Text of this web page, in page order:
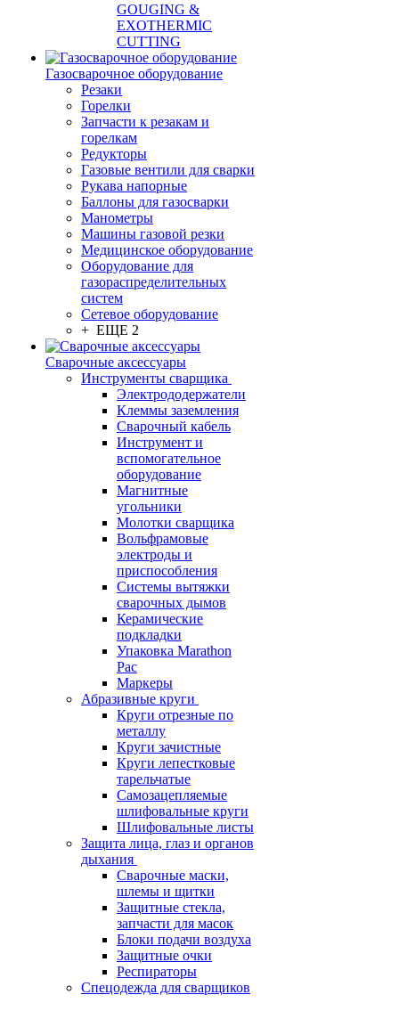
GOUGING &
EXOTHERMIC
CUTTING
Газосварочное оборудование
Резаки
Горелки
Запчасти к резакам и
горелкам
Редукторы
Газовые вентили для сварки
Рукава напорные
Баллоны для газосварки
Манометры
Машины газовой резки
Медицинское оборудование
Оборудование для
газораспределительных
систем
Сетевое оборудование
+ ЕЩЕ 2
Сварочные аксессуары
Инструменты сварщика
Электрододержатели
Клеммы заземления
Сварочный кабель
Инструмент и
вспомогательное
оборудование
Магнитные
угольники
Молотки сварщика
Вольфрамовые
электроды и
приспособления
Системы вытяжки
сварочных дымов
Керамические
подкладки
Упаковка Marathon
Pac
Маркеры
Абразивные круги
Круги отрезные по
металлу
Круги зачистные
Круги лепестковые
тарельчатые
Самозацепляемые
шлифовальные круги
Шлифовальные листы
Защита лица, глаз и органов
дыхания
Сварочные маски,
шлемы и щитки
Защитные стекла,
запчасти для масок
Блоки подачи воздуха
Защитные очки
Респираторы
Спецодежда для сварщиков